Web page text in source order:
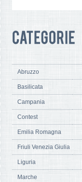
Abruzzo
Basilicata
Campania
Contest
Emilia Romagna
Friuli Venezia Giulia
Liguria
Marche